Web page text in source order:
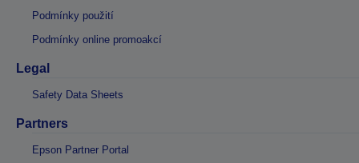
Podmínky použití
Podmínky online promoakcí
Legal
Safety Data Sheets
Partners
Epson Partner Portal